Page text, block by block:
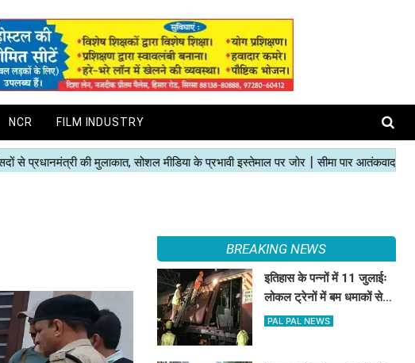
NCR FILM INDUSTRY
BREAKING NEWS
इतिहास के पन्नों में 11 जुलाईः
लोकल ट्रेनों में बम धमाकों से
दहल गई मुंबई, 189 की मौत
PAL PAL NEWS